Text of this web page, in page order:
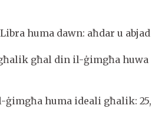
huma dawn: aħdar u abjad
għal din il-ġimgħa huwa
huma ideali għalik: 25,